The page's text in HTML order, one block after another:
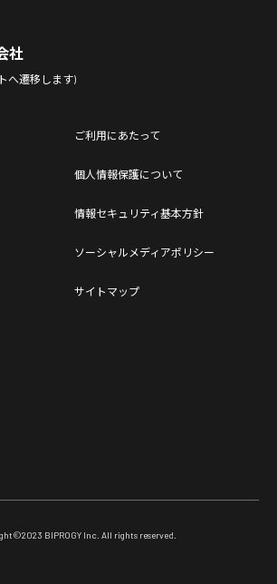
社
へ遷移します)
ご利用にあたって
個人情報保護について
情報セキュリティ基本方針
ソーシャルメディアポリシー
サイトマップ
2023 BIPROGY Inc. All rights reserved.